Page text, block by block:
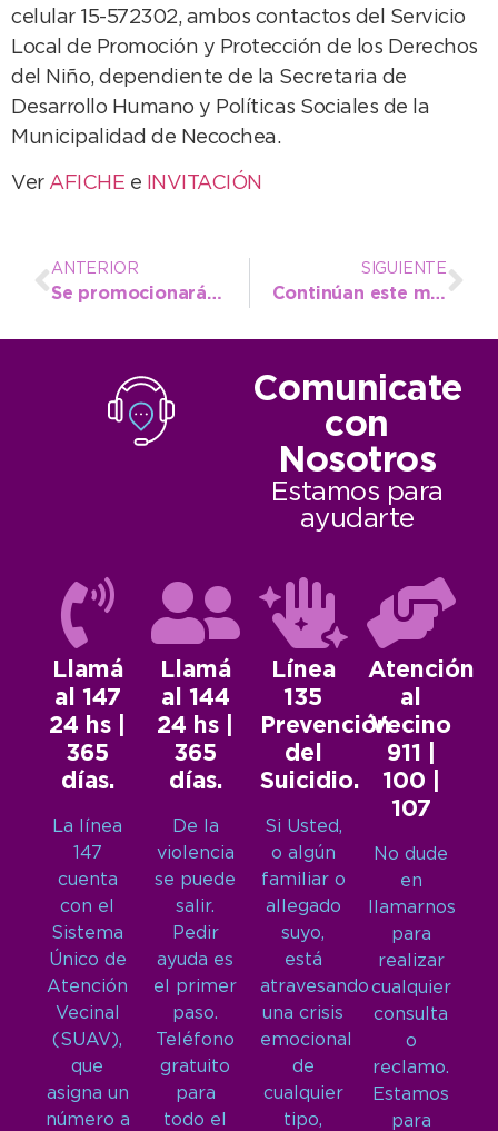
celular 15-572302, ambos contactos del Servicio
Local de Promoción y Protección de los Derechos
del Niño, dependiente de la Secretaria de
Desarrollo Humano y Políticas Sociales de la
Municipalidad de Necochea.
Ver AFICHE e INVITACIÓN
ANTERIOR
Se promocionará en Necochea la “Expo Balcarce 2016”
SIGUIENTE
Continúan este martes las jornadas sobre conflictividad social y construcción de Paz
Comunicate
con
Nosotros
Estamos para
ayudarte
Llamá
al 147
24 hs |
365
días.
La línea
147
cuenta
con el
Sistema
Único de
Atención
Vecinal
(SUAV),
que
asigna un
número a
Llamá
al 144
24 hs |
365
días.
De la
violencia
se puede
salir.
Pedir
ayuda es
el primer
paso.
Teléfono
gratuito
para
todo el
Línea
135
Prevención
del
Suicidio.
Si Usted,
o algún
familiar o
allegado
suyo,
está
atravesando
una crisis
emocional
de
cualquier
tipo,
Atención
al
Vecino
911 |
100 |
107
No dude
en
llamarnos
para
realizar
cualquier
consulta
o
reclamo.
Estamos
para